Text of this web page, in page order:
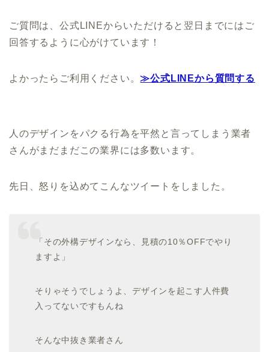
ご質問は、公式LINEからいただけると翌日までにはご
回答するように心がけています！
よかったらご利用ください。≫公式LINEから質問する
人のデザインをパクる行為を平然と言ってしまう業者
さんがまだまだこの業界には多数います。
先日、怒りを込めてこんなツイートをしました。
「その外構デザインなら、見積の10％OFFでやり
ますよ」
そりゃそうでしょうよ、デザインを起こす人件費
入ってないですもんね
そんな中抜き業者さん